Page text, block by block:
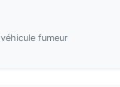
véhicule fumeur